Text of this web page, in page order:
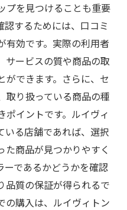
プを見つけることも重要
するためには、口コミ
有効です。実際の利用者
サービスの質や商品の取
ができます。さらに、セ
取り扱っている商品の種
ポイントです。ルイヴィ
いる店舗であれば、選択
た商品が見つかりやすく
ーであるかどうかを確認
品質の保証が得られるで
の購入は、ルイヴィトン